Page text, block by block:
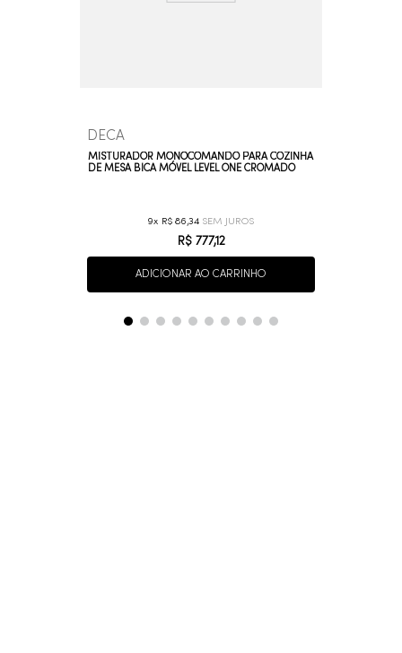
DECA
MISTURADOR MONOCOMANDO PARA COZINHA
DE MESA BICA MÓVEL LEVEL ONE CROMADO
9 R$ 86,34
R$ 777,12
ADICIONAR AO CARRINHO